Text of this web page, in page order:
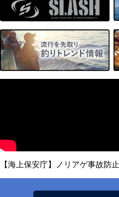
【海上保安庁】ノリアゲ事故防止